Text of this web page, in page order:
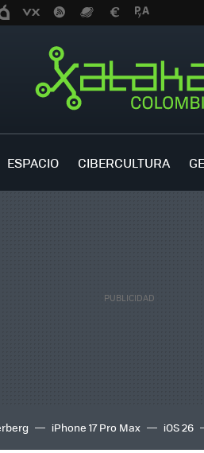
ESPACIO CIBERCULTURA
iPhone 17 Pro Max iOS 26